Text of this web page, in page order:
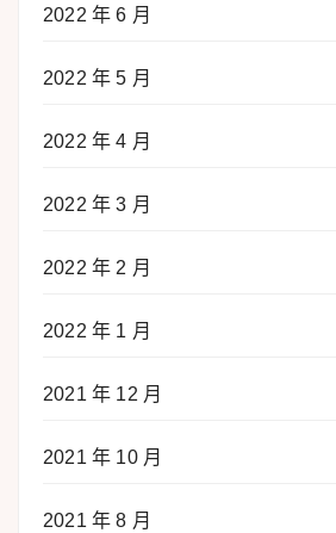
2022 年 6 月
2022 年 5 月
2022 年 4 月
2022 年 3 月
2022 年 2 月
2022 年 1 月
2021 年 12 月
2021 年 10 月
2021 年 8 月